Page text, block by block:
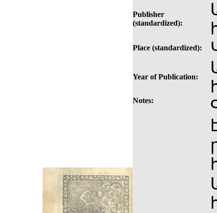
Publisher
(standardized):
Place (standardized):
Year of Publication:
Notes: